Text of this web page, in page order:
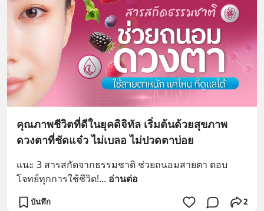
คุณภาพชีวิตที่ดีในยุคดิจิทัล เริ่มต้นด้วยสุขภาพ
ดวงตาที่ชัดแจ๋ว ไม่เบลอ ไม่ปวดตาบ่อย
แนะ 3 สารสกัดจากธรรมชาติ ช่วยถนอมสายตา ตอบ
โจทย์ทุกการใช้ชีวิต!... อ่านต่อ
บันทึก 2